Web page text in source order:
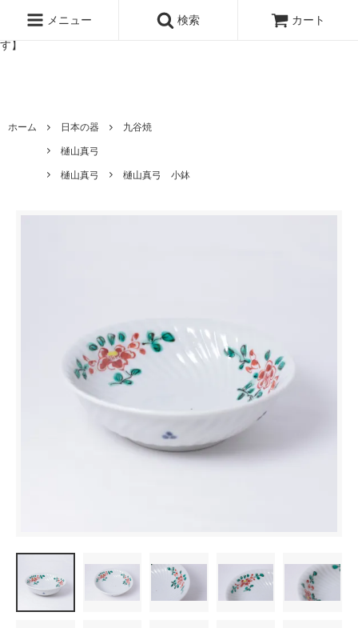
ッタのオンラインストア【アラビア,クイストゴーなどの北欧ヴィンテ
ージ食器,雅峰窯やソルテグラスジュエリーなどの作家の作品が並びま
す】
メニュー 検索 カート
ホーム 日本の器
九谷焼
樋山真弓
樋山真弓
樋山真弓 小鉢